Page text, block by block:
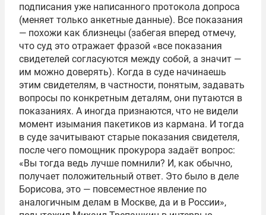
подписания уже написанного протокола допроса
(меняет только анкетные данные). Все показания
— похожи как близнецы (забегая вперед отмечу,
что суд это отражает фразой «все показания
свидетелей согласуются между собой, а значит —
им можно доверять). Когда в суде начинаешь
этим свидетелям, в частности, понятым, задавать
вопросы по конкретным деталям, они путаются в
показаниях. А иногда признаются, что не видели
момент изымания пакетиков из кармана. И тогда
в суде зачитывают старые показания свидетеля,
после чего помощник прокурора задаёт вопрос:
«Вы тогда ведь лучше помнили? И, как обычно,
получает положительный ответ. Это было в деле
Борисова, это — повсеместное явление по
аналогичным делам в Москве, да и в России»,